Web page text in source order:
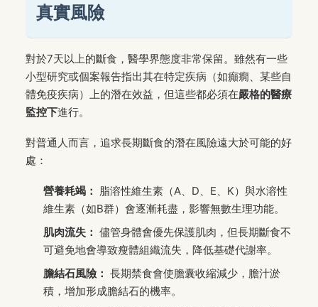
真實風險
對於7天以上的斷食，醫學界態度非常保留。雖然有一些
小型研究或個案報告指出其在特定疾病（如癲癇、某些自
體免疫疾病）上的潛在效益，但這些都必須在嚴格的醫療
監控下進行。
對普通人而言，追求長期斷食的潛在風險遠大於可能的好
處：
營養耗竭： 脂溶性維生素（A、D、E、K）與水溶性
維生素（如B群）會逐漸耗盡，影響無數生理功能。
肌肉流失： 儘管身體會優先保護肌肉，但長期斷食不
可避免地會導致瘦體組織流失，降低基礎代謝率。
膽結石風險： 長期禁食會使膽囊收縮減少，膽汁淤
積，增加形成膽結石的機率。